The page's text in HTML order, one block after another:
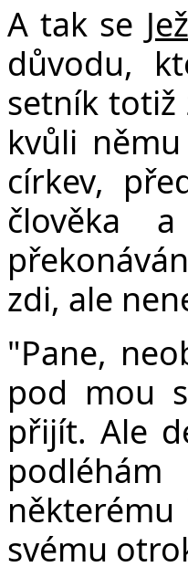
A tak se
důvodu,
setník totiž
kvůli
církev,
člověka
zdi, ale
"Pane,
pod mou
přijít. Ale
svému